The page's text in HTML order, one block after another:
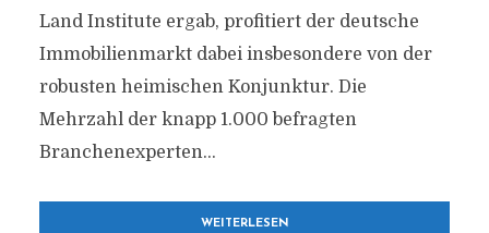
Land Institute ergab, profitiert der deutsche
Immobilienmarkt dabei insbesondere von der
robusten heimischen Konjunktur. Die
Mehrzahl der knapp 1.000 befragten
Branchenexperten...
WEITERLESEN